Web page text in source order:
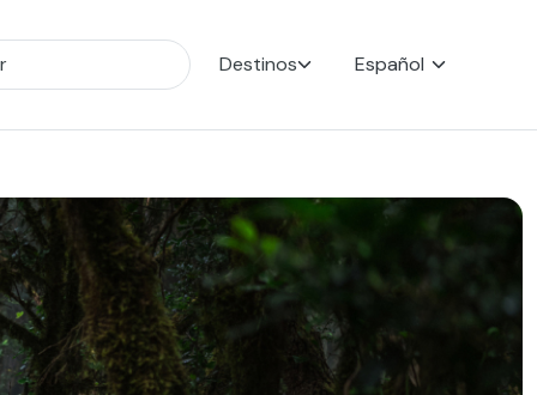
Destinos Español